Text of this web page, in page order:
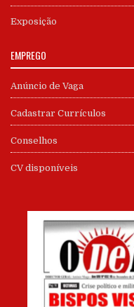
Exposição
EMPREGO
Anúncio de Vaga
Cadastrar Currículos
Conselhos
CV disponíveis